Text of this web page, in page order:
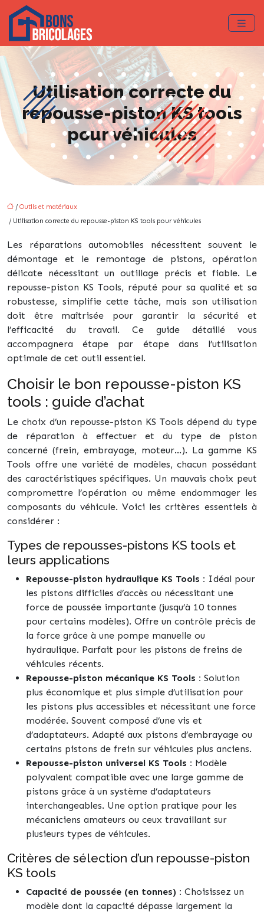
Utilisation correcte du
repousse-piston KS tools
pour véhicules
/ Outils et matériaux
/ Utilisation correcte du repousse-piston KS tools pour véhicules
Les réparations automobiles nécessitent souvent le
démontage et le remontage de pistons, opération
délicate nécessitant un outillage précis et fiable. Le
repousse-piston KS Tools, réputé pour sa qualité et sa
robustesse, simplifie cette tâche, mais son utilisation
doit être maîtrisée pour garantir la sécurité et
l’efficacité du travail. Ce guide détaillé vous
accompagnera étape par étape dans l’utilisation
optimale de cet outil essentiel.
Choisir le bon repousse-piston KS
tools : guide d’achat
Le choix d’un repousse-piston KS Tools dépend du type
de réparation à effectuer et du type de piston
concerné (frein, embrayage, moteur…). La gamme KS
Tools offre une variété de modèles, chacun possédant
des caractéristiques spécifiques. Un mauvais choix peut
compromettre l’opération ou même endommager les
composants du véhicule. Voici les critères essentiels à
considérer :
Types de repousses-pistons KS tools et
leurs applications
Repousse-piston hydraulique KS Tools : Idéal pour
les pistons difficiles d’accès ou nécessitant une
force de poussée importante (jusqu’à 10 tonnes
pour certains modèles). Offre un contrôle précis de
la force grâce à une pompe manuelle ou
hydraulique. Parfait pour les pistons de freins de
véhicules récents.
Repousse-piston mécanique KS Tools : Solution
plus économique et plus simple d’utilisation pour
les pistons plus accessibles et nécessitant une force
modérée. Souvent composé d’une vis et
d’adaptateurs. Adapté aux pistons d’embrayage ou
certains pistons de frein sur véhicules plus anciens.
Repousse-piston universel KS Tools : Modèle
polyvalent compatible avec une large gamme de
pistons grâce à un système d’adaptateurs
interchangeables. Une option pratique pour les
mécaniciens amateurs ou ceux travaillant sur
plusieurs types de véhicules.
Critères de sélection d’un repousse-piston
KS tools
Capacité de poussée (en tonnes) : Choisissez un
modèle dont la capacité dépasse largement la